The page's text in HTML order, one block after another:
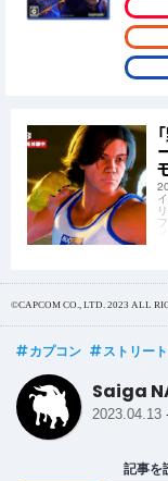
©CAPCOM CO., LTD. 2023 ALL
カプコン ストリー
Saiga
2023.04.13
記事を